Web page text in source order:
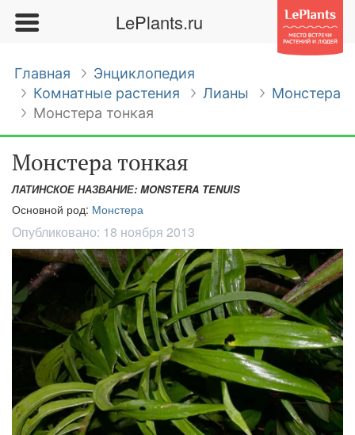
LePlants.ru
Главная
Энциклопедия
Комнатные растения
Лианы
Монстера
Монстера тонкая
Монстера тонкая
ЛАТИНСКОЕ НАЗВАНИЕ: MONSTERA TENUIS
Основной род: Монстера
Опубликовано: 18 ноября 2013